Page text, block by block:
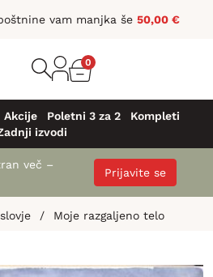
vam manjka še 50,00 €
0
Akcije Poletni 3 za 2
Kompleti
izvodi
več –
Prijavite se
/ Moje razgaljeno telo